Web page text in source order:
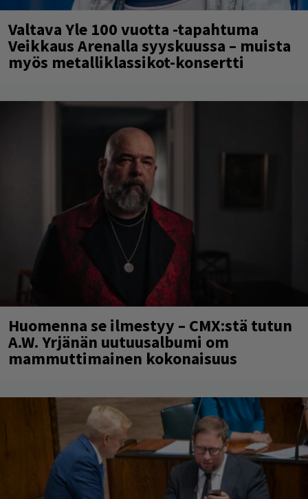
Valtava Yle 100 vuotta -tapahtuma
Veikkaus Arenalla syyskuussa – muista
myös metalliklassikot-konsertti
Huomenna se ilmestyy – CMX:stä tutun
A.W. Yrjänän uutuusalbumi om
mammuttimainen kokonaisuus